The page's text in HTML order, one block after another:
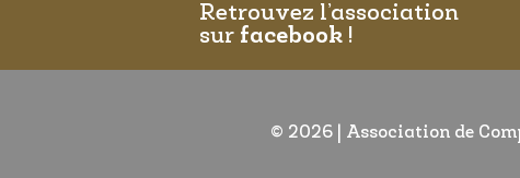
Retrouvez l’association
sur facebook !
© 2026 Association de